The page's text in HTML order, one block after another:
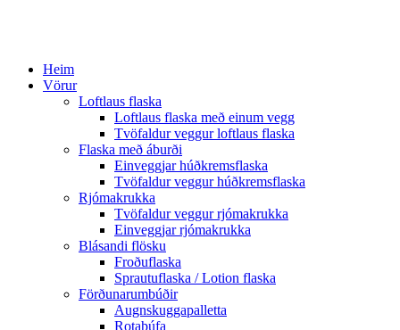
Heim
Vörur
Loftlaus flaska
Loftlaus flaska með einum vegg
Tvöfaldur veggur loftlaus flaska
Flaska með áburði
Einveggjar húðkremsflaska
Tvöfaldur veggur húðkremsflaska
Rjómakrukka
Tvöfaldur veggur rjómakrukka
Einveggjar rjómakrukka
Blásandi flösku
Froðuflaska
Sprautuflaska / Lotion flaska
Förðunarumbúðir
Augnskuggapalletta
Rotaþúfa